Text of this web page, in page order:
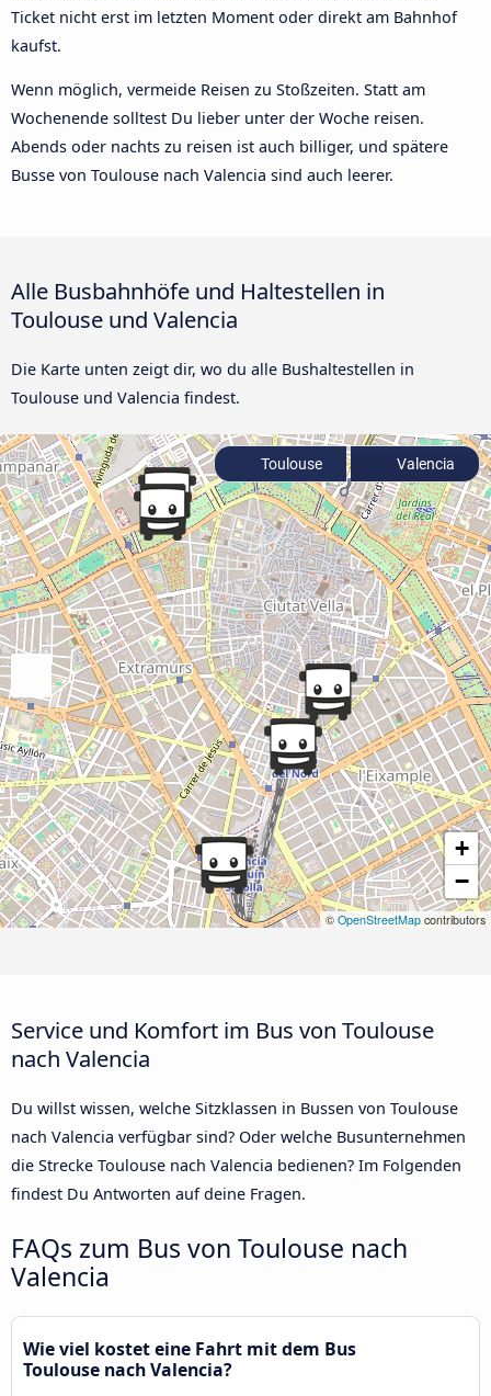
Ticket nicht erst im letzten Moment oder direkt am Bahnhof
kaufst.
Wenn möglich, vermeide Reisen zu Stoßzeiten. Statt am
Wochenende solltest Du lieber unter der Woche reisen.
Abends oder nachts zu reisen ist auch billiger, und spätere
Busse von Toulouse nach Valencia sind auch leerer.
Alle Busbahnhöfe und Haltestellen in
Toulouse und Valencia
Die Karte unten zeigt dir, wo du alle Bushaltestellen in
Toulouse und Valencia findest.
+
−
© OpenStreetMap contributors
Toulouse Valencia
Service und Komfort im Bus von Toulouse
nach Valencia
Du willst wissen, welche Sitzklassen in Bussen von Toulouse
nach Valencia verfügbar sind? Oder welche Busunternehmen
die Strecke Toulouse nach Valencia bedienen? Im Folgenden
findest Du Antworten auf deine Fragen.
FAQs zum Bus von Toulouse nach
Valencia
Wie viel kostet eine Fahrt mit dem Bus
Toulouse nach Valencia?